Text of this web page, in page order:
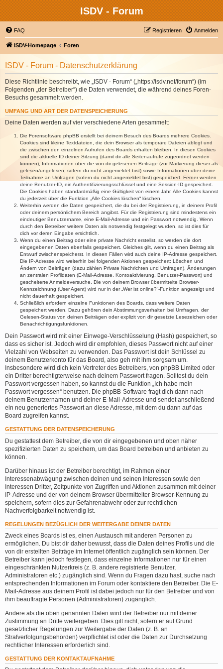
ISDV - Forum
FAQ Anmelden
Registrieren
ISDV-Homepage Foren
ISDV - Forum - Datenschutzerklärung
Diese Richtlinie beschreibt, wie „ISDV - Forum“ („https://isdv.net/forum“) (im
Folgenden „der Betreiber“) die Daten verwendet, die während deines Foren-
Besuchs gesammelt werden.
UMFANG UND ART DER DATENSPEICHERUNG
Deine Daten werden auf vier verschiedene Arten gesammelt:
Die Forensoftware phpBB erstellt bei deinem Besuch des Boards mehrere Cookies.
Cookies sind kleine Textdateien, die dein Browser als temporäre Dateien ablegt und
die zwischen den einzelnen Aufrufen des Boards erhalten bleiben. In diesen Cookies
sind die aktuelle ID deiner Sitzung (damit dir alle Seitenaufrufe zugeordnet werden
können), Informationen über die von dir gelesenen Beiträge (zur Markierung dieser als
gelesen/ungelesen; sofern du nicht angemeldet bist) sowie Informationen über deine
Teilnahme an Umfragen (sofern du nicht angemeldet bist) gespeichert. Ferner werden
deine Benutzer-ID, ein Authentifizierungsschlüssel und eine Session-ID gespeichert.
Die Cookies haben standardmäßig eine Gültigkeit von einem Jahr. Alle Cookies kannst
du jederzeit über die Funktion „Alle Cookies löschen“ löschen.
Weiterhin werden die Daten gespeichert, die du bei der Registrierung, in deinem Profil
oder deinem persönlichem Bereich angibst. Für die Registrierung sind mindestens ein
eindeutiger Benutzername, eine E-Mail-Adresse und ein Passwort notwendig. Wenn
durch den Betreiber weitere Daten als notwendig festgelegt wurden, so ist dies für
dich vor deren Eingabe ersichtlich.
Wenn du einen Beitrag oder eine private Nachricht erstellst, so werden die dort
eingegebenen Daten ebenfalls gespeichert. Gleiches gilt, wenn du einen Beitrag als
Entwurf zwischenspeicherst. In diesen Fällen wird auch deine IP-Adresse gespeichert.
Die IP-Adresse wird weiterhin bei folgenden Aktionen gespeichert: Löschen und
Ändern von Beiträgen (dazu zählen Private Nachrichten und Umfragen), Änderungen
an zentralen Profildaten (E-Mail-Adresse, Kontoaktivierung, Benutzer-Passwort) und
gescheiterte Anmeldeversuche. Die von deinem Browser übermittelte Browser-
Kennzeichnung (User Agent) wird nur in der „Wer ist online?“-Funktion angezeigt und
nicht dauerhaft gespeichert.
Schließlich erfordern einzelne Funktionen des Boards, dass weitere Daten
gespeichert werden. Dazu gehören dein Abstimmungsverhalten bei Umfragen, der
Gelesen-Status von deinen Beiträgen oder explizit von dir gesetzte Lesezeichen oder
Benachrichtigungsfunktionen.
Dein Passwort wird mit einer Einwege-Verschlüsselung (Hash) gespeichert, so
dass es sicher ist. Jedoch wird dir empfohlen, dieses Passwort nicht auf einer
Vielzahl von Webseiten zu verwenden. Das Passwort ist dein Schlüssel zu
deinem Benutzerkonto für das Board, also geh mit ihm sorgsam um.
Insbesondere wird dich kein Vertreter des Betreibers, von phpBB Limited oder
ein Dritter berechtigterweise nach deinem Passwort fragen. Solltest du dein
Passwort vergessen haben, so kannst du die Funktion „Ich habe mein
Passwort vergessen“ benutzen. Die phpBB-Software fragt dich dann nach
deinem Benutzernamen und deiner E-Mail-Adresse und sendet anschließend
ein neu generiertes Passwort an diese Adresse, mit dem du dann auf das
Board zugreifen kannst.
GESTATTUNG DER DATENSPEICHERUNG
Du gestattest dem Betreiber, die von dir eingegebenen und oben näher
spezifizierten Daten zu speichern, um das Board betreiben und anbieten zu
können.
Darüber hinaus ist der Betreiber berechtigt, im Rahmen einer
Interessenabwägung zwischen deinen und seinen Interessen sowie den
Interessen Dritter, Zeitpunkte von Zugriffen und Aktionen zusammen mit deiner
IP-Adresse und der von deinem Browser übermittelter Browser-Kennung zu
speichern, sofern dies zur Gefahrenabwehr oder zur rechtlichen
Nachverfolgbarkeit notwendig ist.
REGELUNGEN BEZÜGLICH DER WEITERGABE DEINER DATEN
Zweck eines Boards ist es, einen Austausch mit anderen Personen zu
ermöglichen. Du bist dir daher bewusst, dass die Daten deines Profils und die
von dir erstellten Beiträge im Internet öffentlich zugänglich sein können. Der
Betreiber kann jedoch festlegen, dass einzelne Informationen nur für einen
eingeschränkten Nutzerkreis (z. B. andere registrierte Benutzer,
Administratoren etc.) zugänglich sind. Wenn du Fragen dazu hast, suche nach
entsprechenden Informationen im Forum oder kontaktiere den Betreiber. Die E-
Mail-Adresse aus deinem Profil ist dabei jedoch nur für den Betreiber und von
ihm beauftragte Personen (Administratoren) zugänglich.
Andere als die oben genannten Daten wird der Betreiber nur mit deiner
Zustimmung an Dritte weitergeben. Dies gilt nicht, sofern er auf Grund
gesetzlicher Regelungen zur Weitergabe der Daten (z. B. an
Strafverfolgungsbehörden) verpflichtet ist oder die Daten zur Durchsetzung
rechtlicher Interessen erforderlich sind.
GESTATTUNG DER KONTAKTAUFNAHME